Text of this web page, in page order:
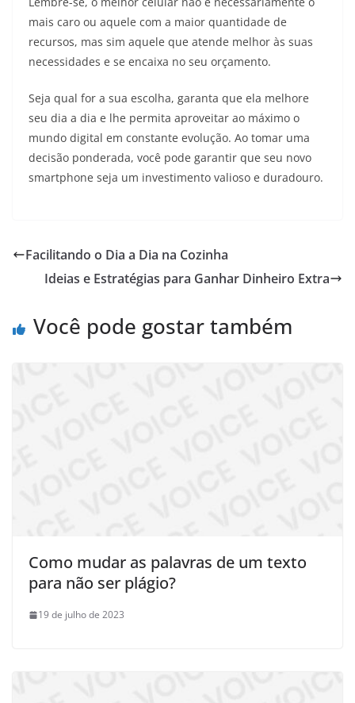
mais caro ou aquele com a maior quantidade de
recursos, mas sim aquele que atende melhor às suas
necessidades e se encaixa no seu orçamento.
Seja qual for a sua escolha, garanta que ela melhore
seu dia a dia e lhe permita aproveitar ao máximo o
mundo digital em constante evolução. Ao tomar uma
decisão ponderada, você pode garantir que seu novo
smartphone seja um investimento valioso e duradouro.
Facilitando o Dia a Dia na Cozinha
Ideias e Estratégias para Ganhar Dinheiro Extra
Você pode gostar também
Como mudar as palavras de um texto
para não ser plágio?
19 de julho de 2023